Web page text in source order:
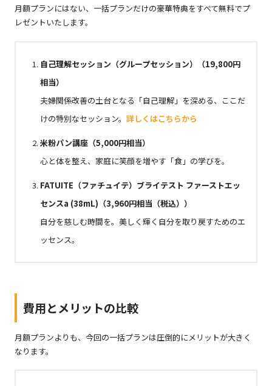
月額プランにはない、一括プランだけの豪華特典をすべて無料でプ
レゼントいたします。
自己理解セッション（グループセッション）（19,800円
相当）
夫婦関係改善の土台となる「自己理解」を深める、ここだ
けの特別なセッション。 詳しくはこちらから
米粉パン講座（5,000円相当）
心と体を整え、家庭に笑顔を増やす「食」の学びを。
FATUITE（ファチュイテ）ブライテスト ファーストエッ
センスa (38mL)（3,960円相当（税込） ）
自分を慈しむ時間を。美しく輝く自分を取り戻すためのエ
ッセンス。
費用とメリットの比較
月額プランよりも、今回の一括プランは圧倒的にメリットが大きく
なります。